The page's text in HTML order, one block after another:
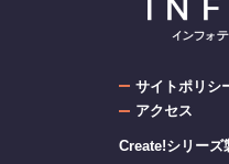
サイトポリシ
アクセス
Create!シリーズ